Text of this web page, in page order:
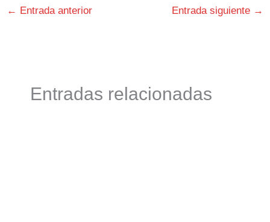
← Entrada anterior Entrada siguiente →
Entradas relacionadas